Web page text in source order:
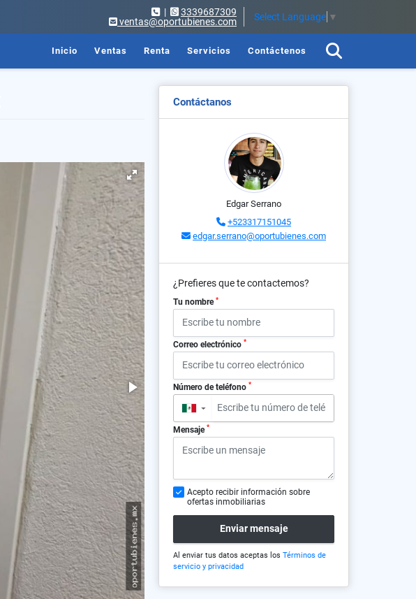
|
3339687309
ventas@oportubienes.com
Select Language ▼
Inicio Ventas Renta Servicios Contáctenos
Contáctanos
Edgar Serrano
+523317151045
edgar.serrano@oportubienes.com
¿Prefieres que te contactemos?
Tu nombre *
Correo electrónico *
Número de teléfono *
▼
Mensaje *
Acepto recibir información sobre
ofertas inmobiliarias
Enviar mensaje
Al enviar tus datos aceptas los Términos de
servicio y privacidad